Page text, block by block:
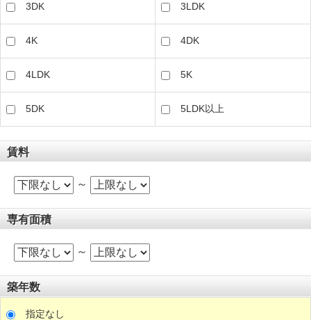
3DK 3LDK
4K 4DK
4LDK 5K
5DK 5LDK以上
賃料
～
専有面積
～
築年数
指定なし